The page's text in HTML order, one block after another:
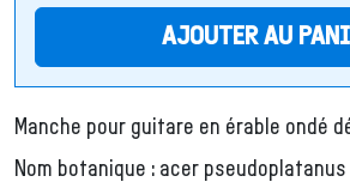
AJOUTER AU
Manche pour guitare en érable ondé
Nom botanique : acer pseudoplatanus